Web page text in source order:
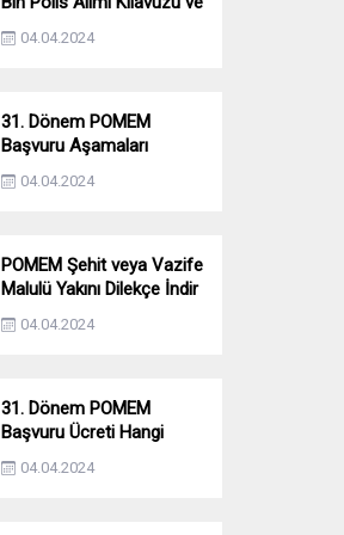
Başvuru Ekranı
04.04.2024
31. Dönem POMEM
Başvuru Aşamaları
Nelerdir? Ön Sağlık –
Parkur – Mülakat
04.04.2024
POMEM Şehit veya Vazife
Malulü Yakını Dilekçe İndir
04.04.2024
31. Dönem POMEM
Başvuru Ücreti Hangi
Bankaya Yatırılacak?
04.04.2024